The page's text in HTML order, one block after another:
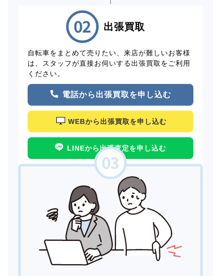
出張買取
自転車をまとめて売りたい、来店が難しいお客様
は、スタッフが直接お伺いする出張買取をご利用
ください。
電話から出張買取を申し込む
WEBから出張買取を申し込む
LINEから出張査定を申し込む